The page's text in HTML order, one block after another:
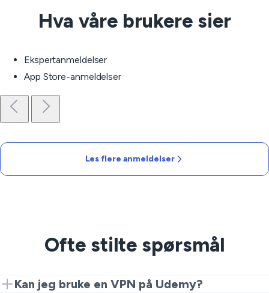
Hva våre brukere sier
Ekspertanmeldelser
App Store-anmeldelser
Les flere anmeldelser
Ofte stilte spørsmål
Kan jeg bruke en VPN på Udemy?